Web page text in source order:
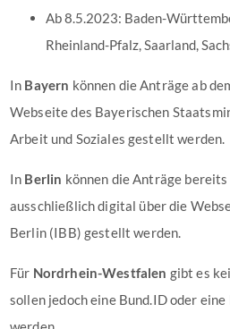
Ab 8.5.2023: Baden-
Rheinland-Pfalz, Saarland,
In Bayern können die Anträge ab
Webseite des Bayerischen
Arbeit und Soziales gestellt werden.
In Berlin können die Anträge
ausschließlich digital über die
Berlin (IBB) gestellt werden.
Für Nordrhein-Westfalen gibt es
sollen jedoch eine Bund.ID oder